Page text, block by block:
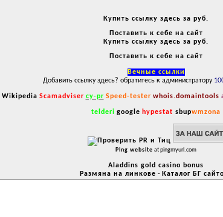
Купить ссылку здесь за руб.
Поставить к себе на сайт
Купить ссылку здесь за руб.
Поставить к себе на сайт
Вечные ссылки
Добавить ссылку здесь? обратитесь к администратору
Wikipedia Scamadviser cy-pr Speed-tester whois.domaintools
telderi google hypestat sbupwmzona
Ping website at pingmyurl.com
Aladdins gold casino bonus
Размяна на линкове - Каталог БГ